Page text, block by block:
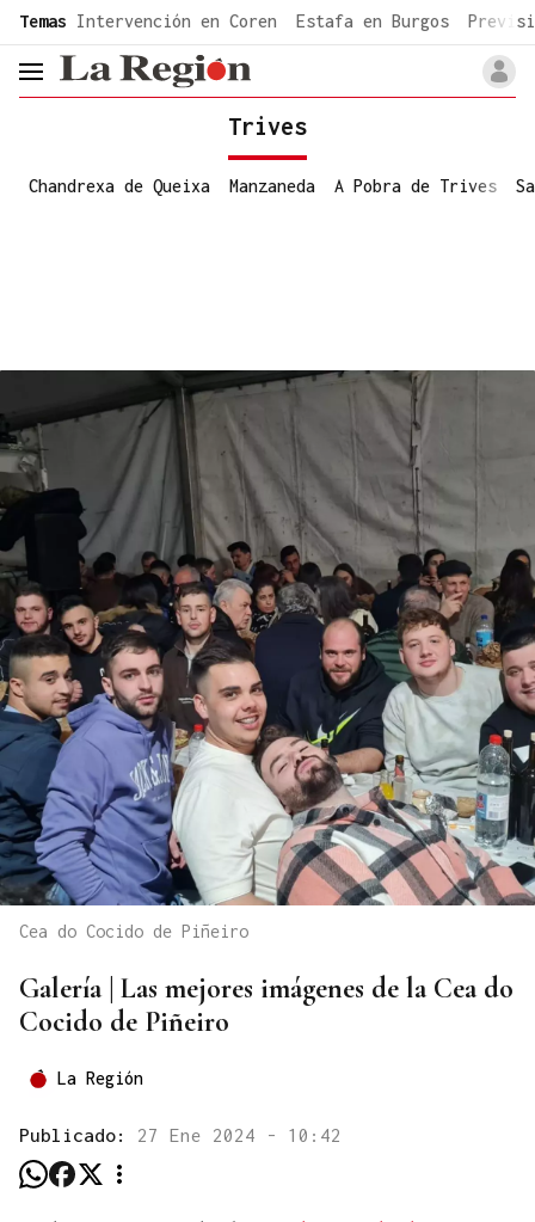
common.go-to-content
Temas Intervención en Coren Estafa en Burgos
header.menu.open
Trives
Chandrexa de Queixa Manzaneda A Pobra de Trives
Cea do Cocido de Piñeiro
Galería | Las mejores imágenes de la Cea do
Cocido de Piñeiro
La Región
Publicado: 27 Ene 2024 - 10:42